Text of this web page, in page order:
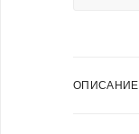
ОПИСАНИЕ